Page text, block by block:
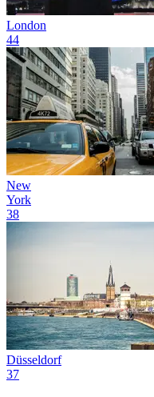
London
44
New
York
38
Düsseldorf
37